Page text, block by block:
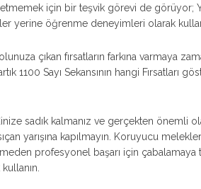
için bir teşvik görevi de
yerine öğrenme deneyimleri olarak
çıkan fırsatların farkına varmaya
1100 Sayı Sekansının hangi Fırsatları
sadık kalmanız ve gerçekten önemli
yarışına kapılmayın. Koruyucu
profesyonel başarı için